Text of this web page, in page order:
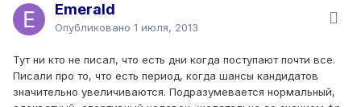
Emerald
Опубликовано 1 июля, 2013
Тут ни кто не писал, что есть дни когда поступают почти все.
Писали про то, что есть период, когда шансы кандидатов
значительно увеличиваются. Подразумевается нормальный,